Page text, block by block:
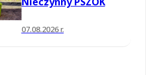
07.08.2026 r.